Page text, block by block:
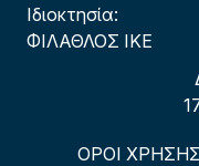
Ιδιοκτησία:
ΦΙΛΑΘΛΟΣ ΙΚΕ
ΟΡΟΙ ΧΡΗΣΗΣ